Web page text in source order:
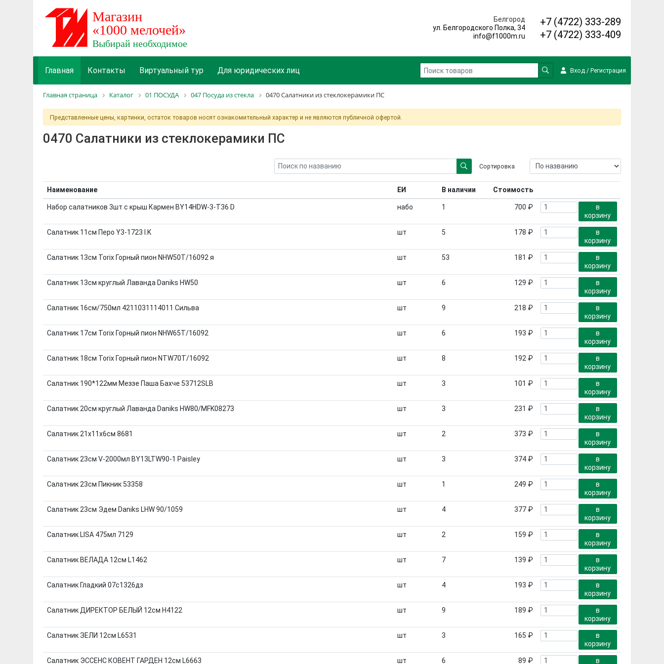
Белгород
ул. Белгородского Полка, 34
info@f1000m.ru
+7 (4722) 333-289
+7 (4722) 333-409
Главная Контакты Виртуальный тур Для юридических лиц Вход/ Регистрация
Главная страница Каталог 01 ПОСУДА 047 Посуда из стекла 0470 Салатники из стеклокерамики ПС
Представленные цены, картинки, остаток товаров носят ознакомительный характер и не являются публичной офертой.
0470 Салатники из стеклокерамики ПС
Сортировка
Наименование ЕИ В наличии Стоимость
Набор салатников 3шт с крыш Кармен BY14HDW-3-T36 D набо 1 700 ₽
в
корзину
Салатник 11см Перо Y3-1723 I.K шт 5 178 ₽
в
корзину
Салатник 13см Torix Горный пион NHW50T/16092 я шт 53 181 ₽
в
корзину
Салатник 13см круглый Лаванда Daniks HW50 шт 6 129 ₽
в
корзину
Салатник 16см/750мл 4211031114011 Сильва шт 9 218 ₽
в
корзину
Салатник 17см Torix Горный пион NHW65T/16092 шт 6 193 ₽
в
корзину
Салатник 18см Torix Горный пион NTW70T/16092 шт 8 192 ₽
в
корзину
Салатник 190*122мм Меззе Паша Бахче 53712SLB шт 3 101 ₽
в
корзину
Салатник 20см круглый Лаванда Daniks HW80/MFK08273 шт 3 231 ₽
в
корзину
Салатник 21х11х6см 8681 шт 2 373 ₽
в
корзину
Салатник 23см V-2000мл BY13LTW90-1 Paisley шт 3 374 ₽
в
корзину
Салатник 23см Пикник 53358 шт 1 249 ₽
в
корзину
Салатник 23см Эдем Daniks LHW 90/1059 шт 4 377 ₽
в
корзину
Салатник LISA 475мл 7129 шт 2 159 ₽
в
корзину
Салатник ВЕЛАДА 12см L1462 шт 7 139 ₽
в
корзину
Салатник Гладкий 07с1326дз шт 4 193 ₽
в
корзину
Салатник ДИРЕКТОР БЕЛЫЙ 12см H4122 шт 9 189 ₽
в
корзину
Салатник ЗЕЛИ 12см L6531 шт 3 165 ₽
в
корзину
Салатник ЭССЕНС КОВЕНТ ГАРДЕН 12см L6663 шт 6 89 ₽ в